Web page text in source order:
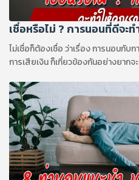
เชื่อหรือไม่ ? การนอนที่ดีจะ
ไม่เชื่อก็ต้องเชื่อ ว่าเรื่อง การนอนกับ
การเสียเงิน ก็เกี่ยวข้องกันอย่างยาก